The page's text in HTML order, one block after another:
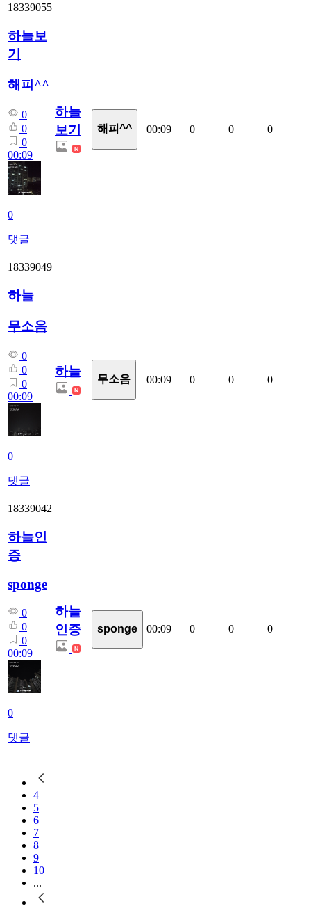
18339055
하늘보
기
해피^^
0
0
0
00:09
0
댓글
하늘
보기
해피^^ 00:09 0 0 0
18339049
하늘
무소음
0
0
0
00:09
0
댓글
하늘
무소음 00:09 0 0 0
18339042
하늘인
증
sponge
0
0
0
00:09
0
댓글
하늘
인증
sponge 00:09 0 0 0
4
5
6
7
8
9
10
...